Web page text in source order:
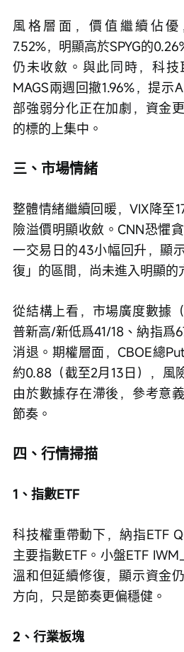
風格層面，價值繼續佔優
7.52%，明顯高於SPYG的
仍未收斂。與此同時，科技
MAGS兩週回撤1.96%，提示
部強弱分化正在加劇，資金
的標的上集中。
三、市場情緒
整體情緒繼續回暖，VIX降至
險溢價明顯收斂。CNN恐懼
一交易日的43小幅回升，顯
復」的區間，尚未進入明顯的
從結構上看，市場廣度數據
普新高/新低爲41/18、納指爲
消退。期權層面，CBOE總
約0.88（截至2月13日），風
由於數據存在滯後，參考意
節奏。
四、行情掃描
1、指數ETF
科技權重帶動下，納指ETF
主要指數ETF。小盤ETF
溫和但延續修復，顯示資金
方向，只是節奏更偏穩健。
2、行業板塊